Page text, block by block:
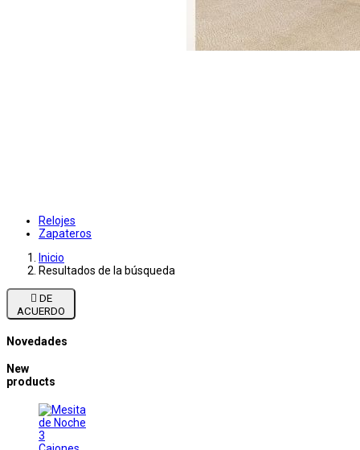
Relojes
Zapateros
Inicio
Resultados de la búsqueda

ACUERDO
Novedades
New
products